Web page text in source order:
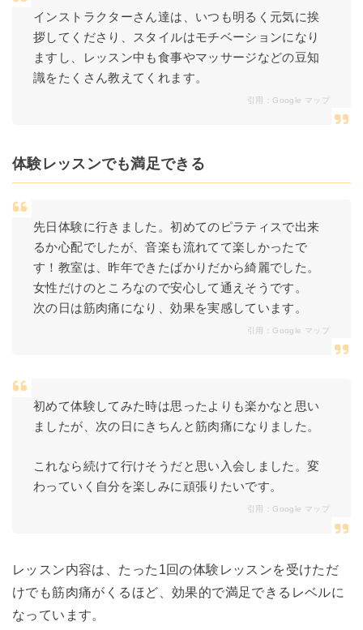
インストラクターさん達は、いつも明るく元気に挨
拶してくださり、スタイルはモチベーションになり
ますし、レッスン中も食事やマッサージなどの豆知
識をたくさん教えてくれます。
引用： Google マップ
体験レッスンでも満足できる
先日体験に行きました。初めてのピラティスで出来
るか心配でしたが、音楽も流れてて楽しかったで
す！教室は、昨年できたばかりだから綺麗でした。
女性だけのところなので安心して通えそうです。
次の日は筋肉痛になり、効果を実感しています。
引用： Google マップ
初めて体験してみた時は思ったよりも楽かなと思い
ましたが、次の日にきちんと筋肉痛になりました。
これなら続けて行けそうだと思い入会しました。変
わっていく自分を楽しみに頑張りたいです。
引用： Google マップ
レッスン内容は、たった1回の体験レッスンを受けただ
けでも筋肉痛がくるほど、効果的で満足できるレベルに
なっています。